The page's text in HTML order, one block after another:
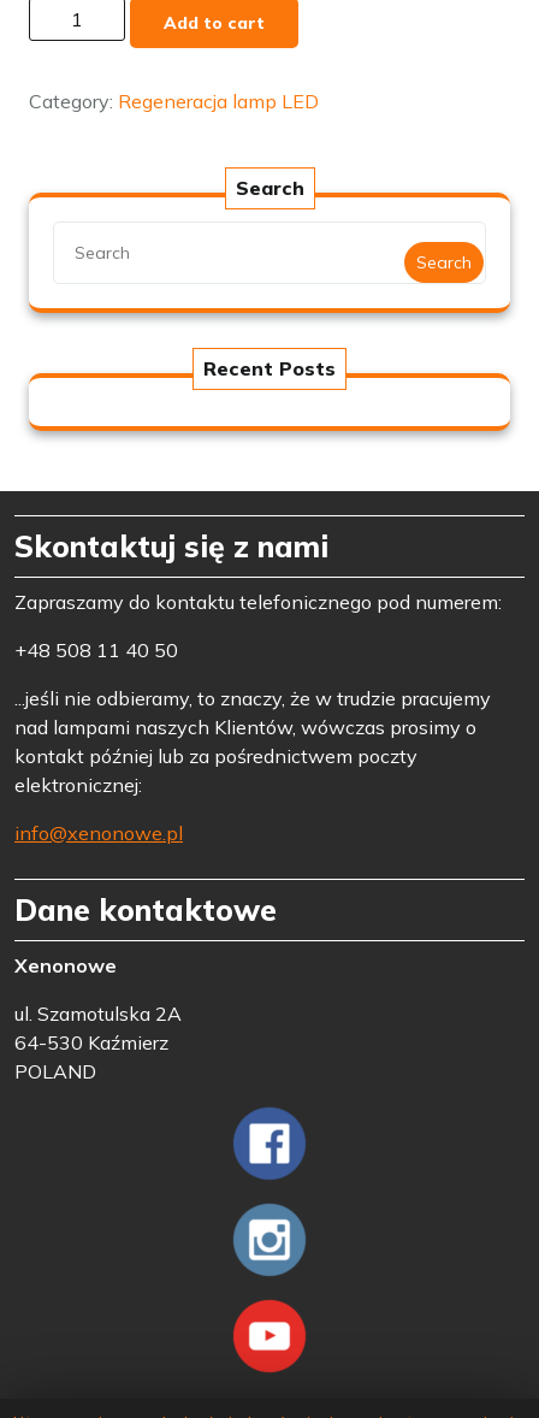
Mazda
CX-
naprawa
DRL
quantity
Add to cart
Category: Regeneracja lamp LED
Search
Search
Recent Posts
Skontaktuj się z nami
Zapraszamy do kontaktu telefonicznego pod numerem:
+48 508 11 40 50
...jeśli nie odbieramy, to znaczy, że w trudzie pracujemy
nad lampami naszych Klientów, wówczas prosimy o
kontakt później lub za pośrednictwem poczty
elektronicznej:
info@xenonowe.pl
Dane kontaktowe
Xenonowe
ul. Szamotulska 2A
64-530 Kaźmierz
POLAND